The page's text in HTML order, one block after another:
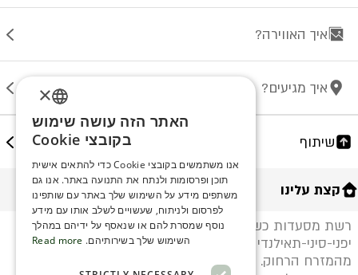
איך האווירה?
איך מגיעים?
שיתוף
קצת עלינו
רשת מסעדות כשרה על טהרת התפריט האסייתי –
יפני-סיני-תאילנדי – עם השפעות ממטבחים נוספים
ENGLISH
SERBIA
HEBREW
RUSSIAN
×
האתר הזה עושה שימוש
בקובצי Cookie
אנו משתמשים בקובצי Cookie כדי להתאים אישית
תוכן ופרסומות ולנתח את התנועה באתר. אנו גם
משתפים מידע על השימוש שלך באתר עם שותפינו
לפרסום ולניתוח, שעשויים לשלב אותו עם מידע
נוסף שמסרת להם או שנאסף על ידיהם במהלך
השימוש שלך בשירותיהם. Read more